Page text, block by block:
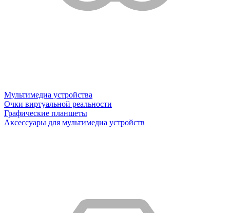
Мультимедиа устройства
Очки виртуальной реальности
Графические планшеты
Аксессуары для мультимедиа устройств